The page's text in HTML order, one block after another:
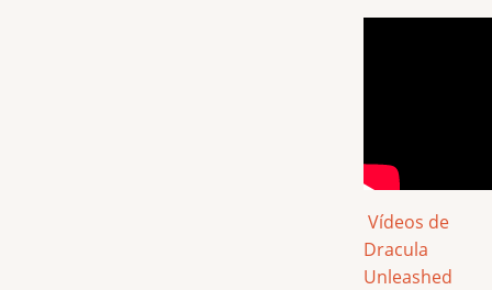
Vídeos de
Dracula
Unleashed